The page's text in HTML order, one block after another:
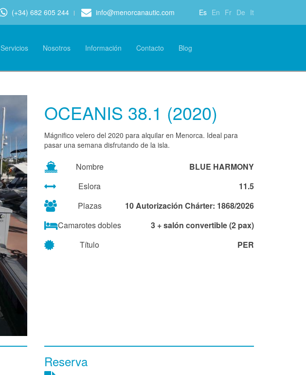
Es En Fr De It
(+34) 682 605 244 info@menorcanautic.com
Servicios Nosotros Información Contacto Blog
OCEANIS 38.1 (2020)
Mágnifico velero del 2020 para alquilar en Menorca. Ideal para
pasar una semana disfrutando de la isla.
Nombre
BLUE HARMONY
Eslora
11.5
Plazas
10 Autorización Chárter: 1868/2026
Camarotes dobles
3 + salón convertible (2 pax)
Título
PER
Reserva